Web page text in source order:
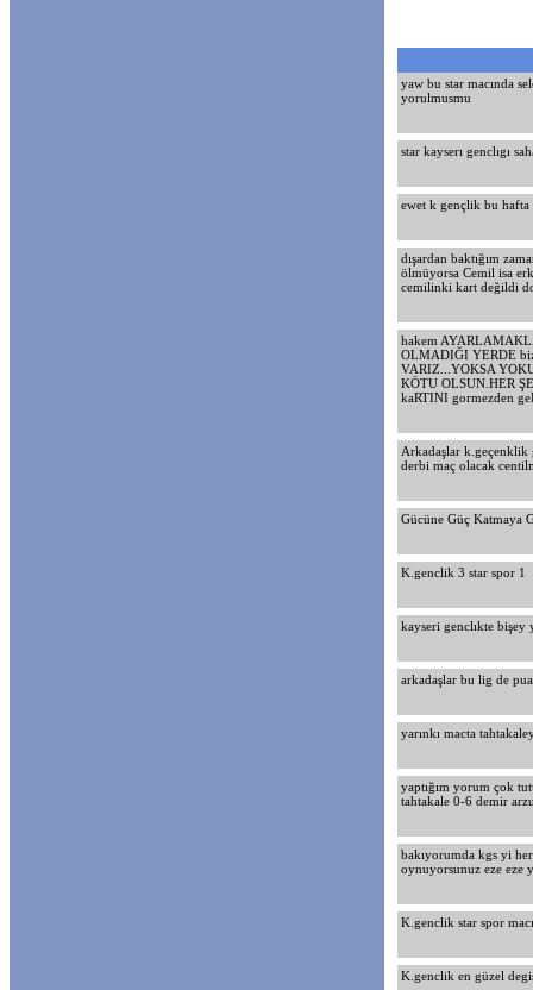
yaw bu star macında
yorulmusmu
star kayserı genclıgı
ewet k gençlik bu hafta
dışardan baktığım
ölmüyorsa Cemil isa
cemilinki kart değildi
hakem
OLMADIĞI YERDE
VARIZ...YOKSA
KÖTU OLSUN.HER
kaRTINI gormezden
Arkadaşlar k.geçenklik
derbi maç olacak
Gücüne Güç Katmaya
K.genclik 3 star spor 1
kayseri genclıkte bişey
arkadaşlar bu lig de
yarınkı macta
yaptığım yorum çok
tahtakale 0-6 demir
bakıyorumda kgs yi
oynuyorsunuz eze eze
K.genclik star spor
K.genclik en güzel